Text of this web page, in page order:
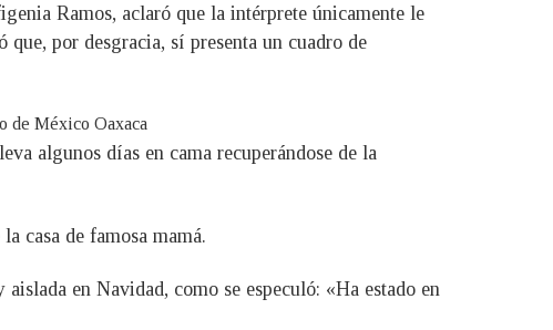
Ramos, aclaró que la intérprete únicamente le
por desgracia, sí presenta un cuadro de
algunos días en cama recuperándose de la
casa de famosa mamá.
en Navidad, como se especuló: «Ha estado en